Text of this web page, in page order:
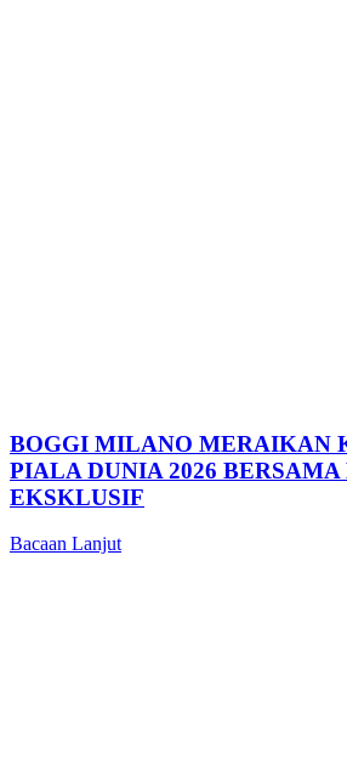
BOGGI MILANO MERAIKAN
PIALA DUNIA 2026
EKSKLUSIF
Bacaan Lanjut